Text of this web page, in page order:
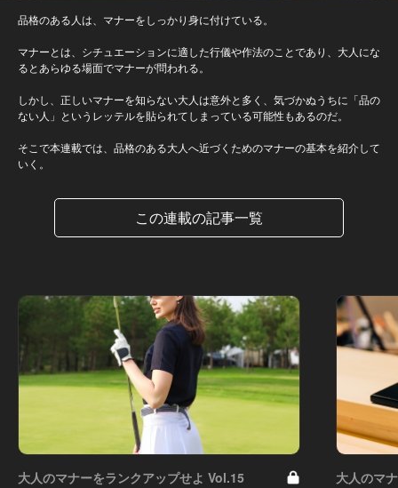
品格のある人は、マナーをしっかり身に付けている。
マナーとは、シチュエーションに適した行儀や作法のことであり、大人にな
るとあらゆる場面でマナーが問われる。
しかし、正しいマナーを知らない大人は意外と多く、気づかぬうちに「品の
ない人」というレッテルを貼られてしまっている可能性もあるのだ。
そこで本連載では、品格のある大人へ近づくためのマナーの基本を紹介して
いく。
この連載の記事一覧
大人のマナーをランクアップせよ Vol.15 大人のマ